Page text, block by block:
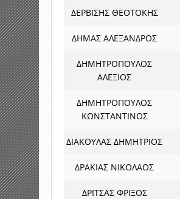
ΔΕΡΒΙΣΗΣ ΘΕΟΤΟΚΗΣ
ΔΗΜΑΣ ΑΛΕΞΑΝΔΡΟΣ
ΔΗΜΗΤΡΟΠΟΥΛΟΣ
ΑΛΕΞΙΟΣ
ΔΗΜΗΤΡΟΠΟΥΛΟΣ
ΚΩΝΣΤΑΝΤΙΝΟΣ
ΔΙΑΚΟΥΛΑΣ ΔΗΜΗΤΡΙΟΣ
ΔΡΑΚΙΑΣ ΝΙΚΟΛΑΟΣ
ΔΡΙΤΣΑΣ ΦΡΙΞΟΣ